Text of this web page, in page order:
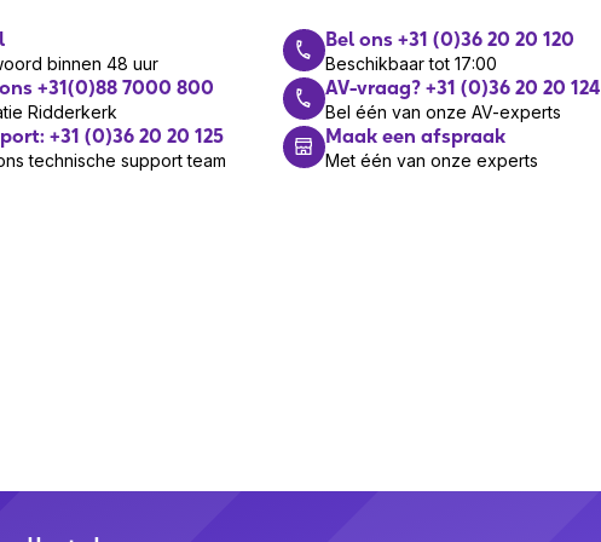
Type-C / USB Type-A
binnen 48 uur
Bel ons +31 (0)36 20 20 120
Beschikbaar tot 17:00
+31(0)88 7000 800
Ridderkerk
AV-vraag? +31 (0)36 20 20 124
Bel één van onze AV-experts
+31 (0)36 20 20 125
technische support team
Maak een afspraak
Met één van onze experts